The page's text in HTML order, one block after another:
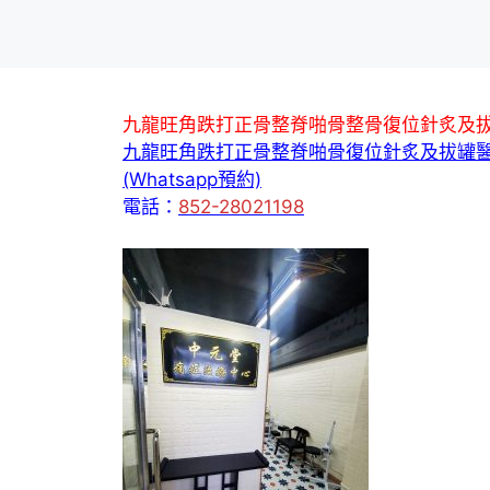
九龍旺角跌打正骨整脊啪骨整骨復位針炙及
九龍旺角跌打正骨整脊啪骨復位針炙及拔罐
(Whatsapp預約)
電話： 852-28021198